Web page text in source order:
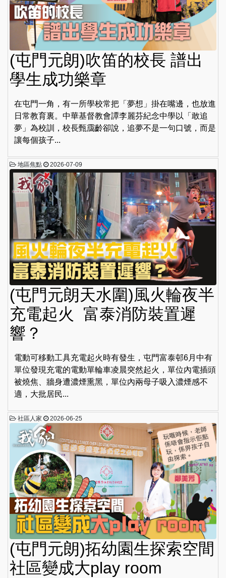
(屯門元朗)吹笛的校長 譜出
學生成功樂章
在屯門一角，有一所學校常把「夢想」掛在嘴邊，也放進
日常教育裏。中華基督教會譚李麗芬紀念中學以「敢追
夢」為校訓，校長甄靄齡卻說，追夢不是一句口號，而是
讓每個孩子...
地區焦點 2026-07-09
(屯門元朗天水圍)風火輪夜半
充電起火 富泰消防裝置遲
響？
電動可移動工具充電起火時有發生，屯門富泰邨6月中有
單位發現充電的電動單輪車凌晨突然起火，單位內電插頭
被燒焦、牆身遭濃煙熏黑，單位內兩母子吸入濃煙感不
適，大批居民...
社區人家 2026-06-25
(屯門元朗)拓幼園生探索空間
社區變成大play room